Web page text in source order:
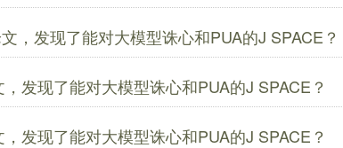
，发现了能对大模型诛心和PUA的J SPACE？
发现了能对大模型诛心和PUA的J SPACE？
发现了能对大模型诛心和PUA的J SPACE？